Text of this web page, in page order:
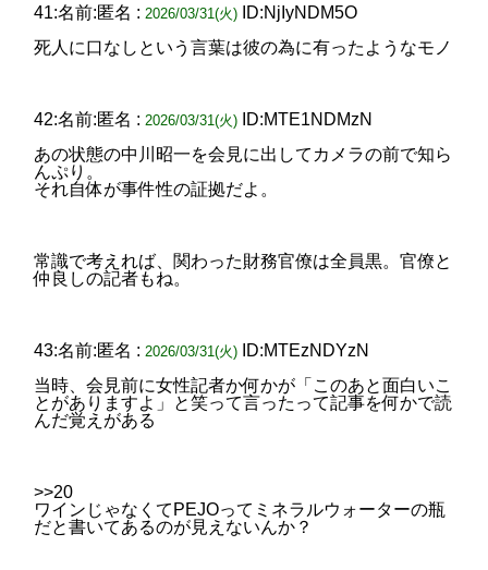
41:名前:匿名 : 2026/03/31(火)
ID:NjIyNDM5O
死人に口なしという言葉は彼の為に有ったようなモノ
42:名前:匿名 : 2026/03/31(火)
ID:MTE1NDMzN
あの状態の中川昭一を会見に出してカメラの前で知ら
んぷり。
それ自体が事件性の証拠だよ。
常識で考えれば、関わった財務官僚は全員黒。官僚と
仲良しの記者もね。
43:名前:匿名 : 2026/03/31(火)
ID:MTEzNDYzN
当時、会見前に女性記者か何かが「このあと面白いこ
とがありますよ」と笑って言ったって記事を何かで読
んだ覚えがある
>>20
ワインじゃなくてPEJOってミネラルウォーターの瓶
だと書いてあるのが見えないんか？